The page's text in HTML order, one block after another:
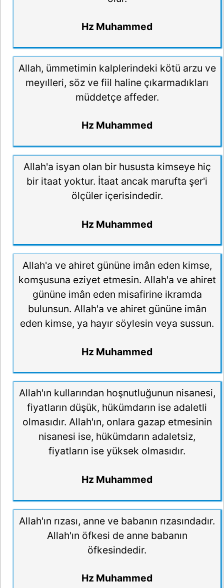
Hz Muhammed
Allah, ümmetimin kalplerindeki kötü arzu ve
meyılleri, söz ve fiil haline çıkarmadıkları
müddetçe affeder.
Hz Muhammed
Allah'a isyan olan bir hususta kimseye hiç
bir itaat yoktur. İtaat ancak marufta şer'i
ölçüler içerisindedir.
Hz Muhammed
Allah'a ve ahiret gününe imân eden kimse,
komşusuna eziyet etmesin. Allah'a ve ahiret
gününe imân eden misafirine ikramda
bulunsun. Allah'a ve ahiret gününe imân
eden kimse, ya hayır söylesin veya sussun.
Hz Muhammed
Allah'ın kullarından hoşnutluğunun nisanesi,
fiyatların düşük, hükümdarın ise adaletli
olmasıdır. Allah'ın, onlara gazap etmesinin
nisanesi ise, hükümdarın adaletsiz,
fiyatların ise yüksek olmasıdır.
Hz Muhammed
Allah'ın rızası, anne ve babanın rızasındadır.
Allah'ın öfkesi de anne babanın
öfkesindedir.
Hz Muhammed